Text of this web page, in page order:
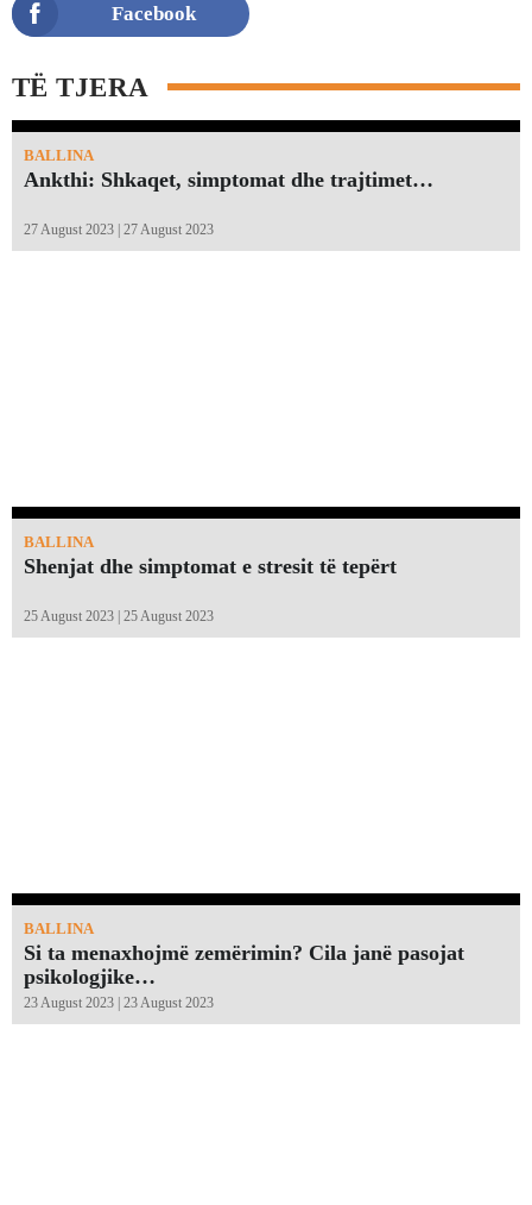
Facebook
TË TJERA
BALLINA
Ankthi: Shkaqet, simptomat dhe trajtimet…
27 August 2023 | 27 August 2023
BALLINA
Shenjat dhe simptomat e stresit të tepërt
25 August 2023 | 25 August 2023
BALLINA
Si ta menaxhojmë zemërimin? Cila janë pasojat
psikologjike…
23 August 2023 | 23 August 2023